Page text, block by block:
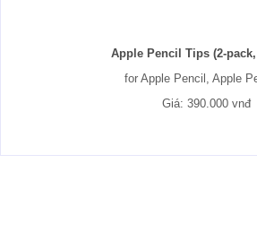
Apple Pencil Tips (2-
for Apple Pencil, Apple
Giá: 390.000 vnđ